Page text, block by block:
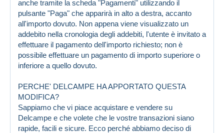
anche tramite la scheda "Pagamenti" utilizzando il
pulsante "Paga" che apparirà in alto a destra, accanto
all'importo dovuto. Non appena viene visualizzato un
addebito nella cronologia degli addebiti, l'utente è invitato a
effettuare il pagamento dell'importo richiesto; non è
possibile effettuare un pagamento di importo superiore o
inferiore a quello dovuto.
PERCHE' DELCAMPE HA APPORTATO QUESTA
MODIFICA?
Sappiamo che vi piace acquistare e vendere su
Delcampe e che volete che le vostre transazioni siano
rapide, facili e sicure. Ecco perché abbiamo deciso di